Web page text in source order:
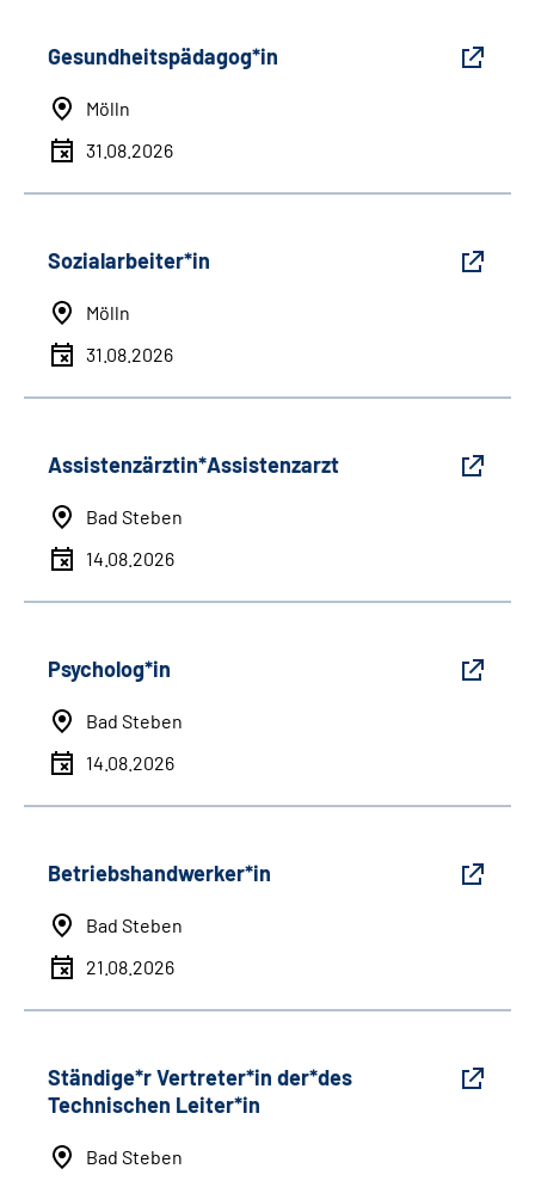
Gesundheitspädagog*in
Mölln
31.08.2026
Sozialarbeiter*in
Mölln
31.08.2026
Assistenzärztin*Assistenzarzt
Bad Steben
14.08.2026
Psycholog*in
Bad Steben
14.08.2026
Betriebshandwerker*in
Bad Steben
21.08.2026
Ständige*r Vertreter*in der*des
Technischen Leiter*in
Bad Steben